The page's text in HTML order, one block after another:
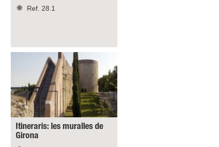
Ref. 28.1
Itineraris: les muralles de
Girona